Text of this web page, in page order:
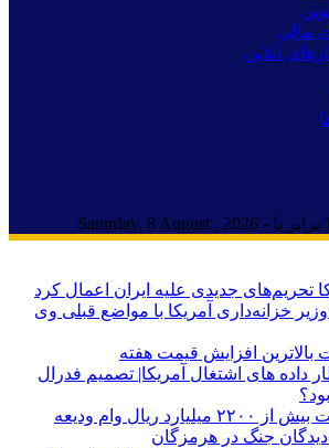
مالی
آنلاین
تحریم‌های جدیدی علیه ایران اعمال کرد
خزانه‌داری آمریکا با مواضع قبلی وی
بالاترین افزایش قیمت هفته
داده های اشتغال آمریکا| تصمیم فدرال
تسهیل در پرداخت بیش از ۲۲۰۰ میلیارد ریال وام ودیعه
جنگ در هرمزگان